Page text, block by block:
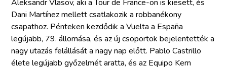
Aleksandr Vlasov, aki a Tour de France-on is kiesett, és
Dani Martínez mellett csatlakozik a robbanékony
csapathoz. Pénteken kezdődik a Vuelta a España
legújabb, 79. állomása, és az új csoportok bejelentették a
nagy utazás felállását a nagy nap előtt. Pablo Castrillo
élete legújabb győzelmét aratta, és az Equipo Kern